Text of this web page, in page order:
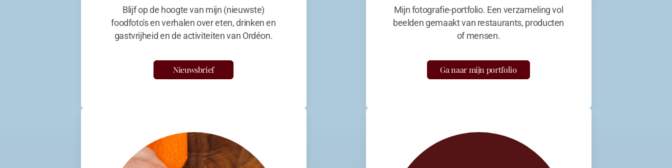
Blijf op de hoogte van mijn (nieuwste)
foodfoto's en verhalen over eten, drinken en
gastvrijheid en de activiteiten van Ordéon.
Nieuwsbrief
Mijn fotografie-portfolio. Een verzameling vol
beelden gemaakt van restaurants, producten
of mensen.
Ga naar mijn portfolio